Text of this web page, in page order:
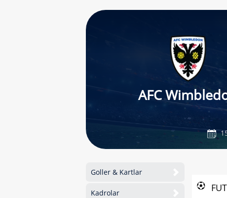
AFC
Goller & Kartlar
Kadrolar